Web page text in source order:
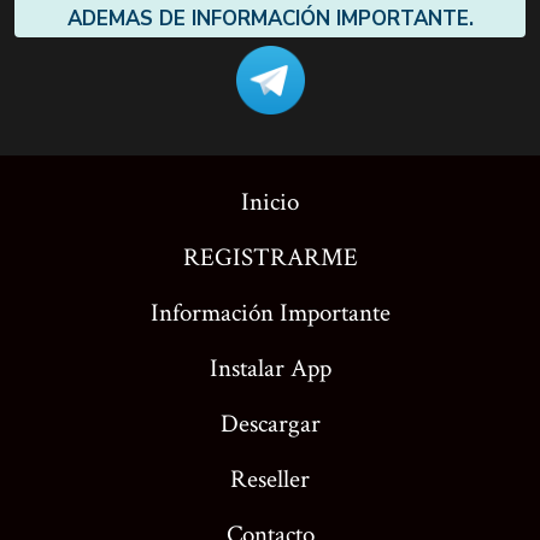
ADEMAS DE INFORMACIÓN IMPORTANTE.
Inicio
REGISTRARME
Información Importante
Instalar App
Descargar
Reseller